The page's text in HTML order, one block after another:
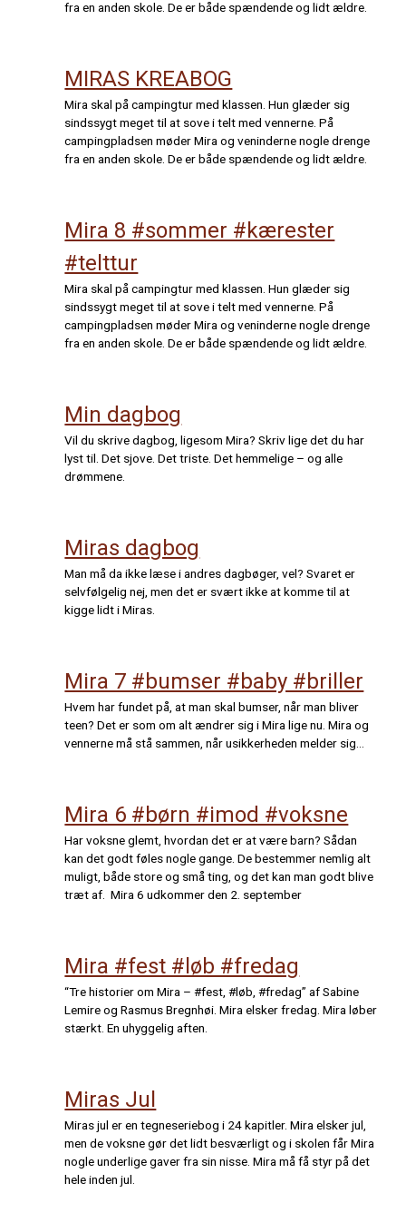
fra en anden skole. De er både spændende og lidt ældre.
MIRAS KREABOG
Mira skal på campingtur med klassen. Hun glæder sig
sindssygt meget til at sove i telt med vennerne. På
campingpladsen møder Mira og veninderne nogle drenge
fra en anden skole. De er både spændende og lidt ældre.
Mira 8 #sommer #kærester
#telttur
Mira skal på campingtur med klassen. Hun glæder sig
sindssygt meget til at sove i telt med vennerne. På
campingpladsen møder Mira og veninderne nogle drenge
fra en anden skole. De er både spændende og lidt ældre.
Min dagbog
Vil du skrive dagbog, ligesom Mira? Skriv lige det du har
lyst til. Det sjove. Det triste. Det hemmelige – og alle
drømmene.
Miras dagbog
Man må da ikke læse i andres dagbøger, vel? Svaret er
selvfølgelig nej, men det er svært ikke at komme til at
kigge lidt i Miras.
Mira 7 #bumser #baby #briller
Hvem har fundet på, at man skal bumser, når man bliver
teen? Det er som om alt ændrer sig i Mira lige nu. Mira og
vennerne må stå sammen, når usikkerheden melder sig…
Mira 6 #børn #imod #voksne
Har voksne glemt, hvordan det er at være barn? Sådan
kan det godt føles nogle gange. De bestemmer nemlig alt
muligt, både store og små ting, og det kan man godt blive
træt af. Mira 6 udkommer den 2. september
Mira #fest #løb #fredag
“Tre historier om Mira – #fest, #løb, #fredag” af Sabine
Lemire og Rasmus Bregnhøi. Mira elsker fredag. Mira løber
stærkt. En uhyggelig aften.
Miras Jul
Miras jul er en tegneseriebog i 24 kapitler. Mira elsker jul,
men de voksne gør det lidt besværligt og i skolen får Mira
nogle underlige gaver fra sin nisse. Mira må få styr på det
hele inden jul.